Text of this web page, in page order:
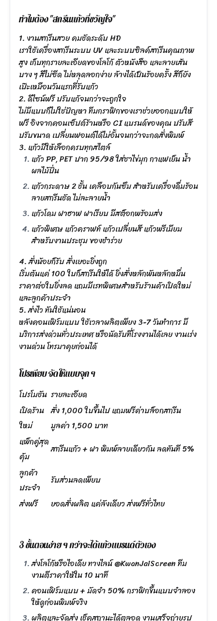
ทำไมต้อง "สกรีนแก้วที่ขวัญใจ"
1. งานสกรีนสวย คมชัดระดับ HD
เราใช้เครื่องสกรีนระบบ UV และระบบซิลค์สกรีนคุณภาพ
สูง เก็บทุกรายละเอียดของโลโก้ ตัวหนังสือ และลายเส้น
บาง ๆ สีไม่ซีด ไม่หลุดลอกง่าย ล้างได้เป็นร้อยครั้ง สีก็ยัง
เป๊ะเหมือนวันแรกที่รับแก้ว
2. ดีไซน์ฟรี ปรับแก้จนกว่าจะถูกใจ
ไม่มีแบบก็ไม่ใช่ปัญหา ทีมกราฟิกของเราช่วยออกแบบให้
ฟรี อิงจากคอนเซ็ปต์ร้านหรือ CI แบรนด์ของคุณ ปรับสี
ปรับขนาด เปลี่ยนฟอนต์ได้ไม่อั้นจนกว่าจะกดสั่งพิมพ์
3. แก้วมีให้เลือกครบทุกสไตล์
แก้ว PP, PET ปาก 95/98 ใส่ชาไข่มุก กาแฟเย็น น้ำ
ผลไม้ปั่น
แก้วกระดาษ 2 ชั้น เคลือบกันซึม สำหรับเครื่องดื่มร้อน
ลายสกรีนชัด ไม่ละลายน้ำ
แก้วโดม ฝาฮาฟ ฝาเรียบ มีสต็อกพร้อมส่ง
แก้วพิเศษ แก้วคราฟท์ แก้วเปลี่ยนสี แก้วพรีเมียม
สำหรับงานประชุม ของชำร่วย
4. สั่งน้อยก็รับ สั่งเยอะยิ่งถูก
เริ่มต้นแค่ 100 ใบก็สกรีนให้ได้ ยิ่งสั่งหลักพันหลักหมื่น
ราคาต่อใบยิ่งลด แถมมีเรทพิเศษสำหรับร้านค้าเปิดใหม่
และลูกค้าประจำ
5. ส่งไว ทันใช้แน่นอน
หลังคอนเฟิร์มแบบ ใช้เวลาผลิตเพียง 3-7 วันทำการ มี
บริการส่งด่วนทั่วประเทศ หรือนัดรับที่โรงงานได้เลย งานเร่ง
งานด่วน โทรมาคุยก่อนได้
โปรเพียบ จัดให้แบบจุก ๆ
โปรโมชัน รายละเอียด
เปิดร้าน
ใหม่
สั่ง 1,000 ใบขึ้นไป แถมฟรีค่าบล็อกสกรีน
มูลค่า 1,500 บาท
แพ็กคู่สุด
คุ้ม
สกรีนแก้ว + ฝา พิมพ์ลายเดียวกัน ลดทันที 5%
ลูกค้า
ประจำ
รับส่วนลดเพียบ
ส่งฟรี
ยอดสั่งผลิต แค่ลังเดียว ส่งฟรีทั่วไทย
3 ขั้นตอนง่าย ๆ กว่าจะได้แก้วแบรนด์ตัวเอง
ส่งโลโก้หรือไอเดีย ทางไลน์ @KwanJaiScreen ทีม
งานตีราคาให้ใน 10 นาที
คอนเฟิร์มแบบ + มัดจำ 50% กราฟิกขึ้นแบบจำลอง
ให้ดูก่อนพิมพ์จริง
ผลิตและจัดส่ง เช็คสถานะได้ตลอด งานเสร็จถ่ายรูป